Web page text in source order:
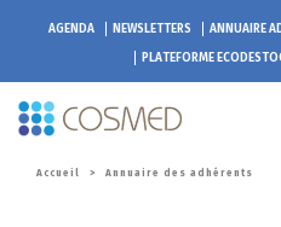
AGENDA NEWSLETTERS ANNUAIRE
PLATEFORME
Accueil > Annuaire des adhérents